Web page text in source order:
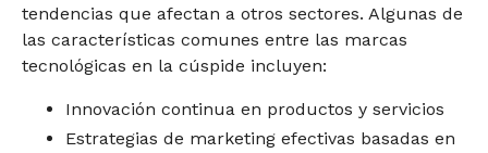
tendencias que afectan a otros sectores. Algunas de
las características comunes entre las marcas
tecnológicas en la cúspide incluyen:
Innovación continua en productos y servicios
Estrategias de marketing efectivas basadas en